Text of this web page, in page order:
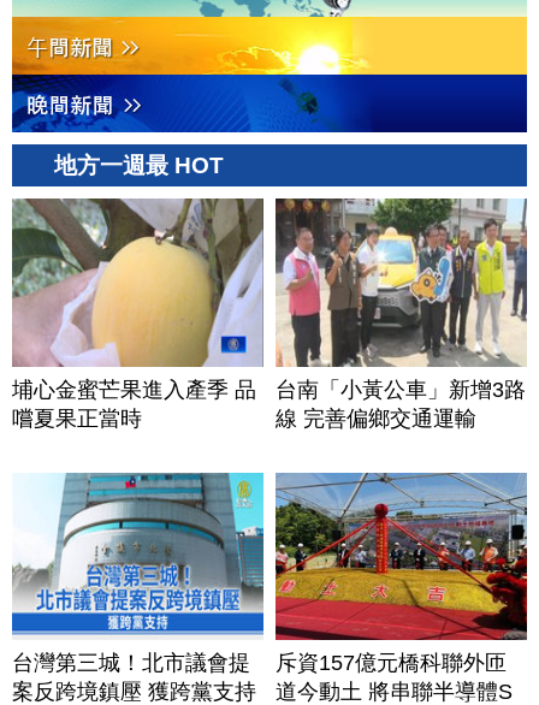
地方一週最 HOT
埔心金蜜芒果進入產季 品
嚐夏果正當時
台南「小黃公車」新增3路
線 完善偏鄉交通運輸
台灣第三城！北市議會提
案反跨境鎮壓 獲跨黨支持
斥資157億元橋科聯外匝
道今動土 將串聯半導體S